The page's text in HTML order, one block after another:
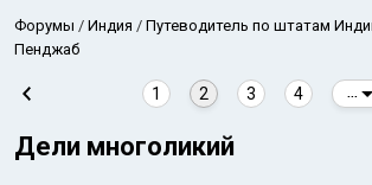
Форумы Индия Путеводитель по штатам
Пенджаб
1 2 3 4
Дели многоликий